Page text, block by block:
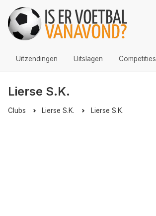
Uitzendingen Uitslagen Competities
Lierse S.K.
Clubs Lierse S.K. Lierse S.K.